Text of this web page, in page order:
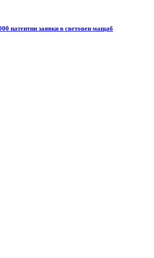
патентни заявки в световен мащаб